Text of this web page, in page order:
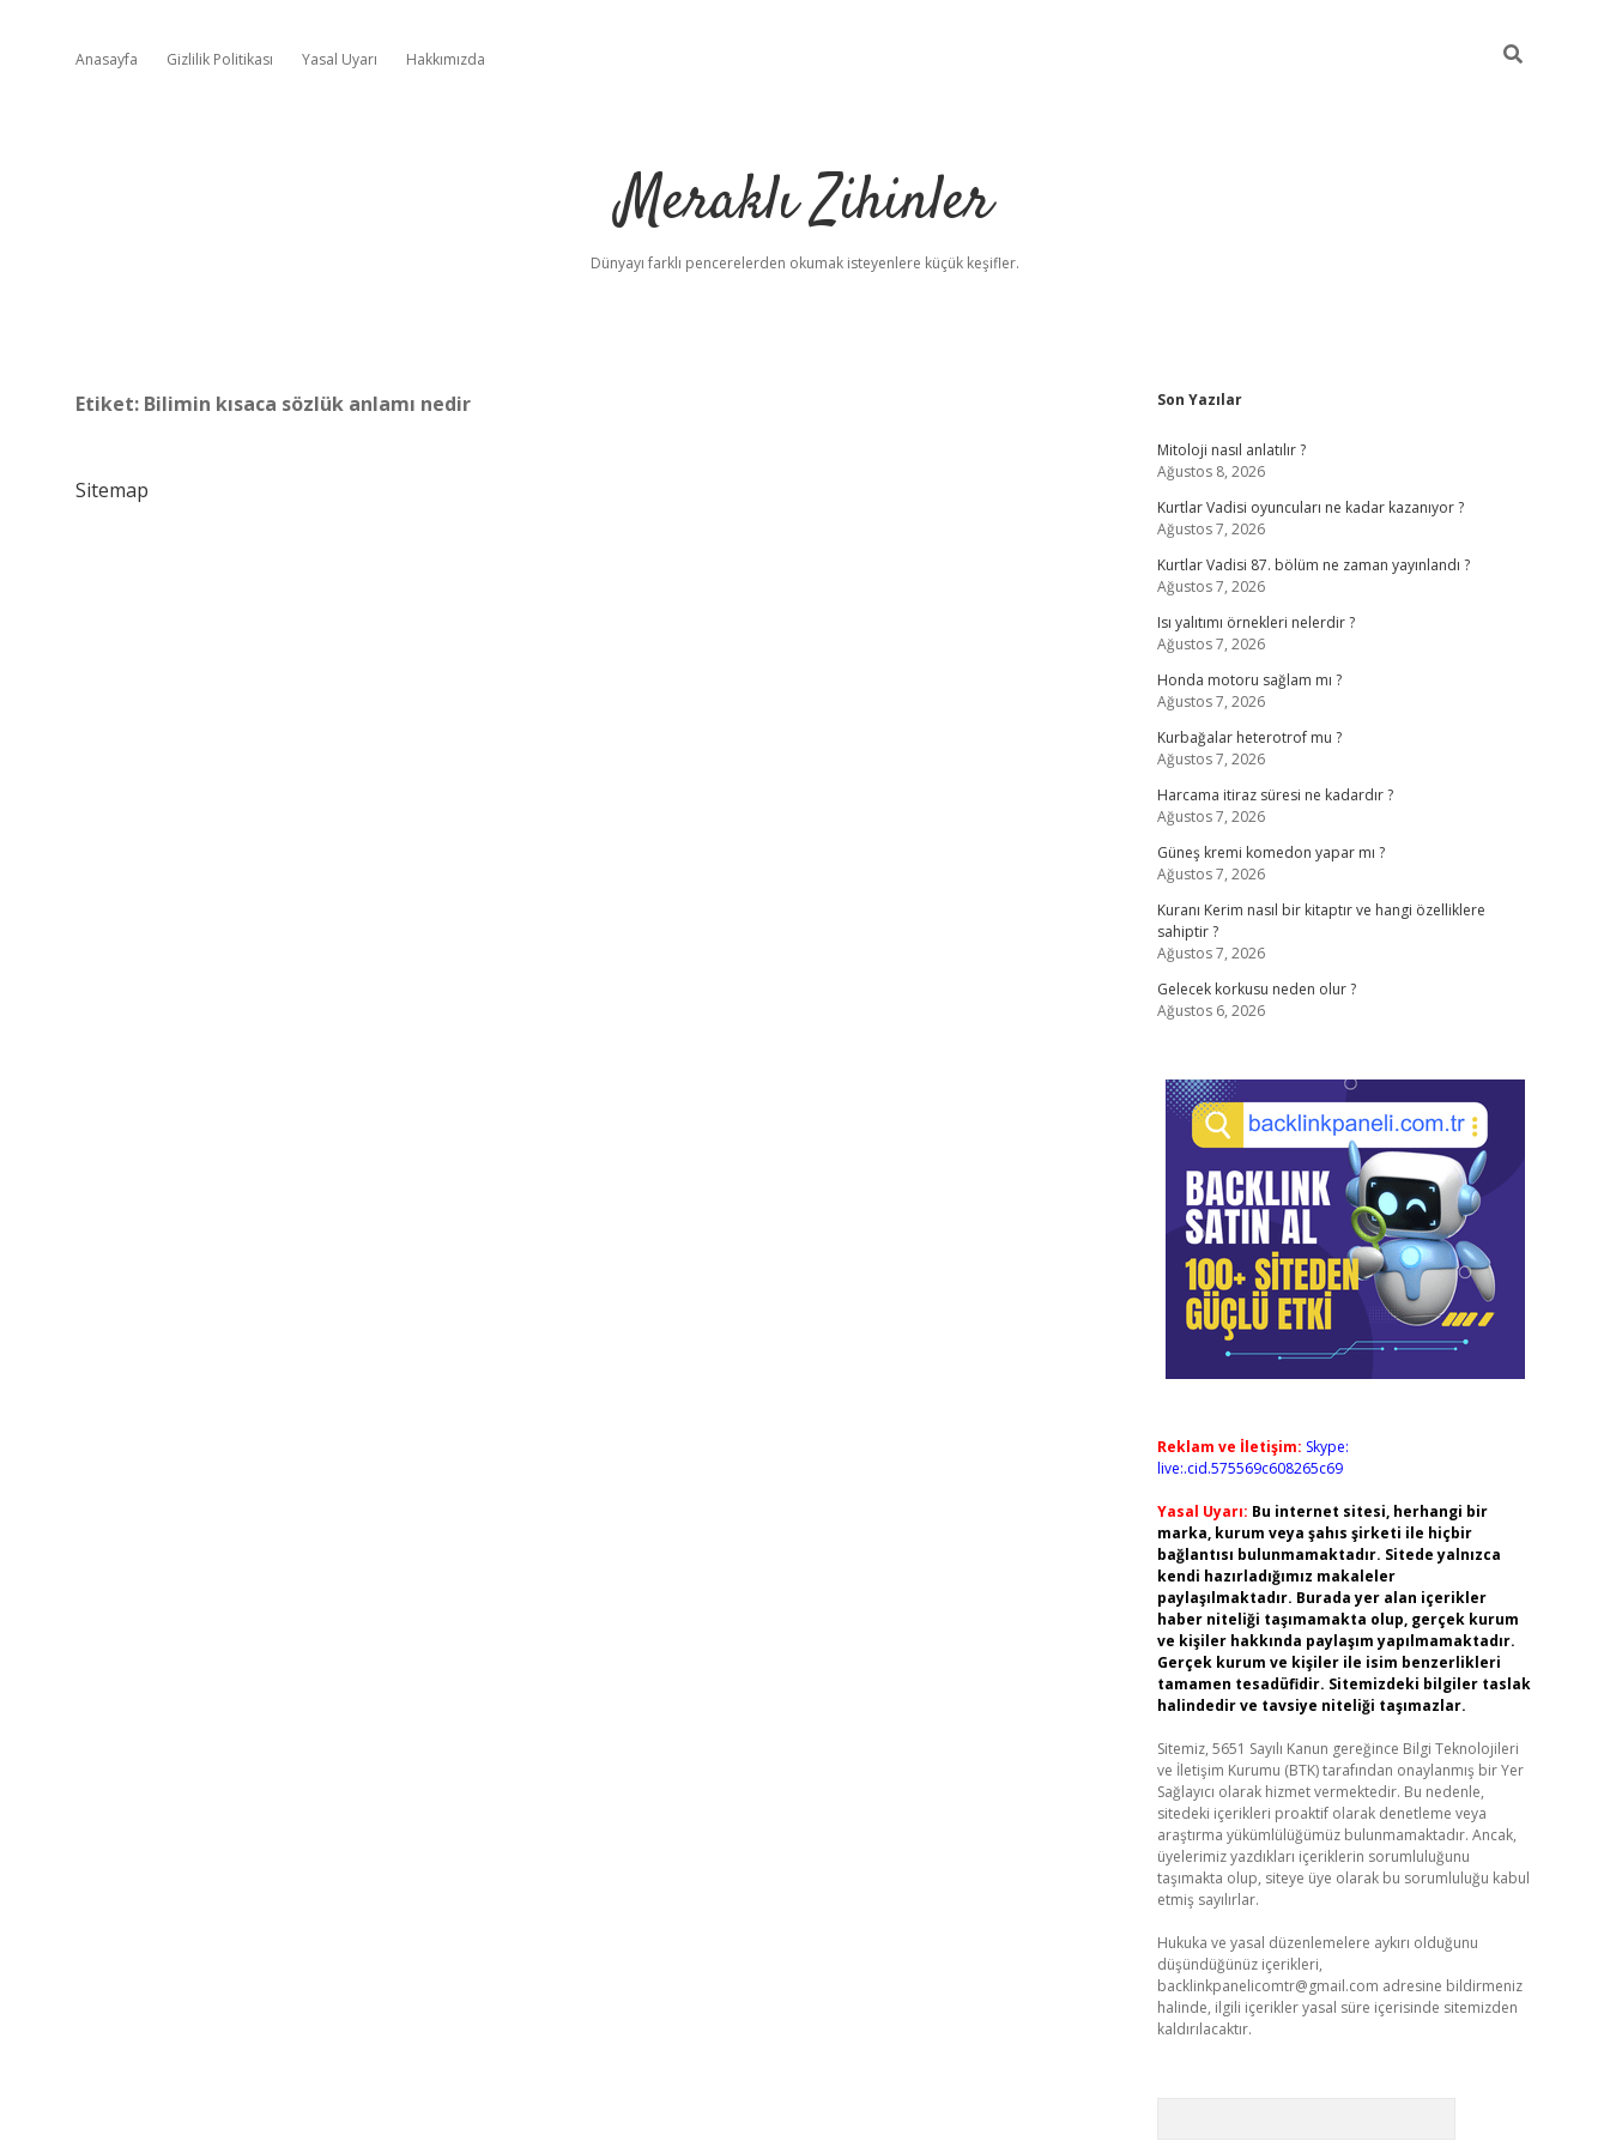
Anasayfa Gizlilik Politikası Yasal Uyarı Hakkımızda
Meraklı Zihinler
Dünyayı farklı pencerelerden okumak isteyenlere küçük keşifler.
Etiket: Bilimin kısaca sözlük anlamı nedir
Sitemap
Sidebar
Son Yazılar
Mitoloji nasıl anlatılır ?
Ağustos 8, 2026
Kurtlar Vadisi oyuncuları ne kadar kazanıyor ?
Ağustos 7, 2026
Kurtlar Vadisi 87. bölüm ne zaman yayınlandı ?
Ağustos 7, 2026
Isı yalıtımı örnekleri nelerdir ?
Ağustos 7, 2026
Honda motoru sağlam mı ?
Ağustos 7, 2026
Kurbağalar heterotrof mu ?
Ağustos 7, 2026
Harcama itiraz süresi ne kadardır ?
Ağustos 7, 2026
Güneş kremi komedon yapar mı ?
Ağustos 7, 2026
Kuranı Kerim nasıl bir kitaptır ve hangi özelliklere
sahiptir ?
Ağustos 7, 2026
Gelecek korkusu neden olur ?
Ağustos 6, 2026
Reklam ve İletişim: Skype:
live:.cid.575569c608265c69
Yasal Uyarı: Bu internet sitesi, herhangi bir
marka, kurum veya şahıs şirketi ile hiçbir
bağlantısı bulunmamaktadır. Sitede yalnızca
kendi hazırladığımız makaleler
paylaşılmaktadır. Burada yer alan içerikler
haber niteliği taşımamakta olup, gerçek kurum
ve kişiler hakkında paylaşım yapılmamaktadır.
Gerçek kurum ve kişiler ile isim benzerlikleri
tamamen tesadüfidir. Sitemizdeki bilgiler taslak
halindedir ve tavsiye niteliği taşımazlar.
Sitemiz, 5651 Sayılı Kanun gereğince Bilgi Teknolojileri
ve İletişim Kurumu (BTK) tarafından onaylanmış bir Yer
Sağlayıcı olarak hizmet vermektedir. Bu nedenle,
sitedeki içerikleri proaktif olarak denetleme veya
araştırma yükümlülüğümüz bulunmamaktadır. Ancak,
üyelerimiz yazdıkları içeriklerin sorumluluğunu
taşımakta olup, siteye üye olarak bu sorumluluğu kabul
etmiş sayılırlar.
Hukuka ve yasal düzenlemelere aykırı olduğunu
düşündüğünüz içerikleri,
backlinkpanelicomtr@gmail.com adresine bildirmeniz
halinde, ilgili içerikler yasal süre içerisinde sitemizden
kaldırılacaktır.